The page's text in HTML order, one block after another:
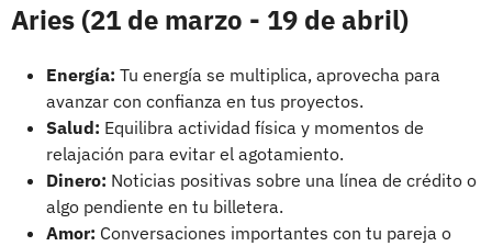
Aries (21 de marzo - 19 de abril)
Energía: Tu energía se multiplica, aprovecha para
avanzar con confianza en tus proyectos.
Salud: Equilibra actividad física y momentos de
relajación para evitar el agotamiento.
Dinero: Noticias positivas sobre una línea de crédito o
algo pendiente en tu billetera.
Amor: Conversaciones importantes con tu pareja o